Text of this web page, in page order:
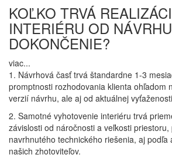
KOĽKO TRVÁ
INTERIÉRU OD
DOKONČENIE?
viac...
1. Návrhová časť trvá štandardne 1-3
promptnosti rozhodovania klienta ohľadom
verzií návrhu, ale aj od aktuálnej
2. Samotné vyhotovenie interiéru trvá
závislosti od náročnosti a veľkosti
navrhnutého technického riešenia, aj podľa
našich zhotoviteľov.